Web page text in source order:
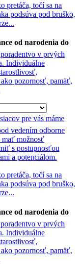
pretáča, točí sa na
podsúva pod bruško,
od narodenia do
v prvých
Individuálne
ako pozornosť, pamäť,
pre vás máme
vedením odborne
mať možnosť
s postupnosťou
a potenciálom.
pretáča, točí sa na
podsúva pod bruško,
od narodenia do
v prvých
Individuálne
ako pozornosť, pamäť,